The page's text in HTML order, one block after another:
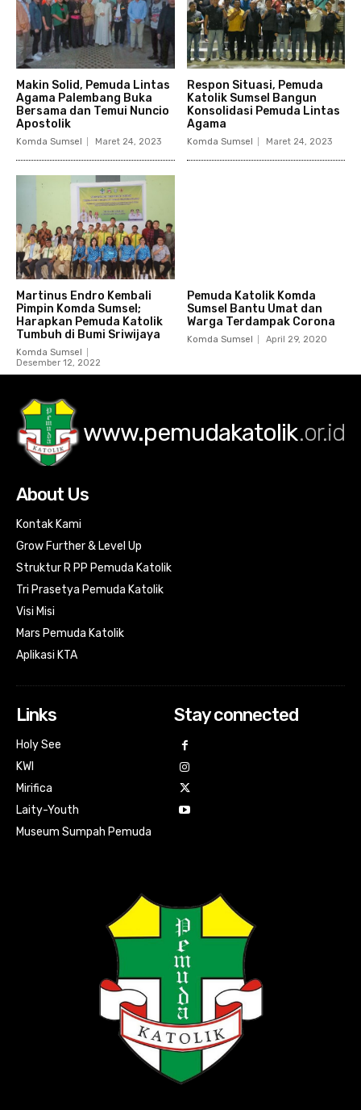
Makin Solid, Pemuda Lintas
Agama Palembang Buka
Bersama dan Temui Nuncio
Apostolik
Komda Sumsel Maret 24, 2023
Respon Situasi, Pemuda
Katolik Sumsel Bangun
Konsolidasi Pemuda Lintas
Agama
Komda Sumsel Maret 24, 2023
Martinus Endro Kembali
Pimpin Komda Sumsel;
Harapkan Pemuda Katolik
Tumbuh di Bumi Sriwijaya
Komda Sumsel
Desember 12, 2022
Pemuda Katolik Komda
Sumsel Bantu Umat dan
Warga Terdampak Corona
Komda Sumsel April 29, 2020
www.pemudakatolik.or.id
About Us
Kontak Kami
Grow Further & Level Up
Struktur R PP Pemuda Katolik
Tri Prasetya Pemuda Katolik
Visi Misi
Mars Pemuda Katolik
Aplikasi KTA
Links
Holy See
KWI
Mirifica
Laity-Youth
Museum Sumpah Pemuda
Stay connected